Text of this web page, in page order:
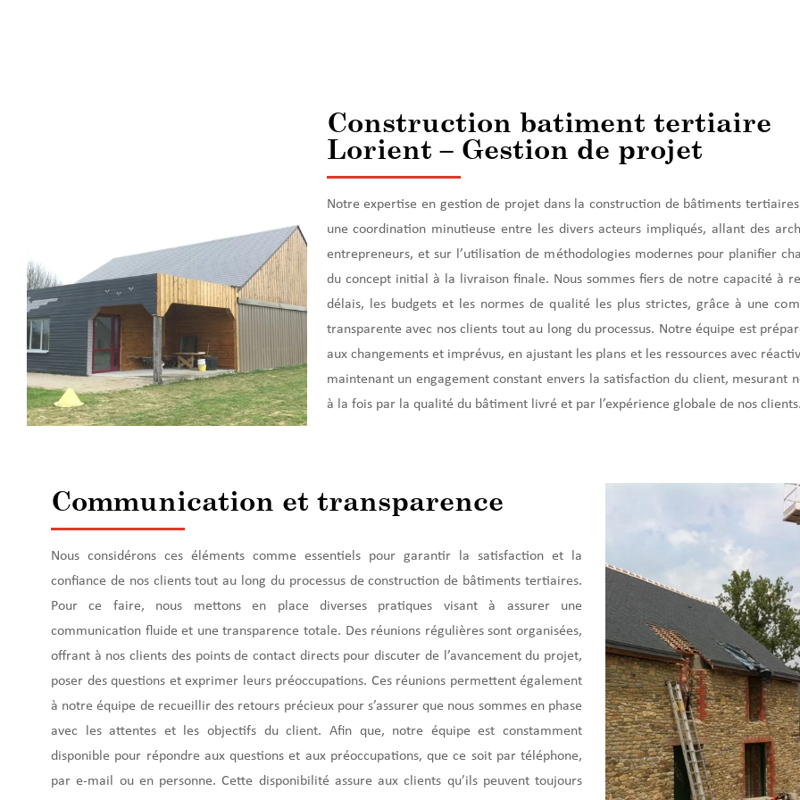
Construction batiment tertiaire
Lorient – Gestion de projet
Notre expertise en gestion de projet dans la construction de bâtiments
une coordination minutieuse entre les divers acteurs impliqués, allant des
entrepreneurs, et sur l’utilisation de méthodologies modernes pour planifier
du concept initial à la livraison finale. Nous sommes fiers de notre capacité à
délais, les budgets et les normes de qualité les plus strictes, grâce à une
transparente avec nos clients tout au long du processus. Notre équipe est
aux changements et imprévus, en ajustant les plans et les ressources avec
maintenant un engagement constant envers la satisfaction du client, mesurant
à la fois par la qualité du bâtiment livré et par l’expérience globale de nos
Communication et transparence
Nous considérons ces éléments comme essentiels pour garantir la satisfaction et la
confiance de nos clients tout au long du processus de construction de bâtiments tertiaires.
Pour ce faire, nous mettons en place diverses pratiques visant à assurer une
communication fluide et une transparence totale. Des réunions régulières sont organisées,
offrant à nos clients des points de contact directs pour discuter de l’avancement du projet,
poser des questions et exprimer leurs préoccupations. Ces réunions permettent également
à notre équipe de recueillir des retours précieux pour s’assurer que nous sommes en phase
avec les attentes et les objectifs du client. Afin que, notre équipe est constamment
disponible pour répondre aux questions et aux préoccupations, que ce soit par téléphone,
par e-mail ou en personne. Cette disponibilité assure aux clients qu’ils peuvent toujours